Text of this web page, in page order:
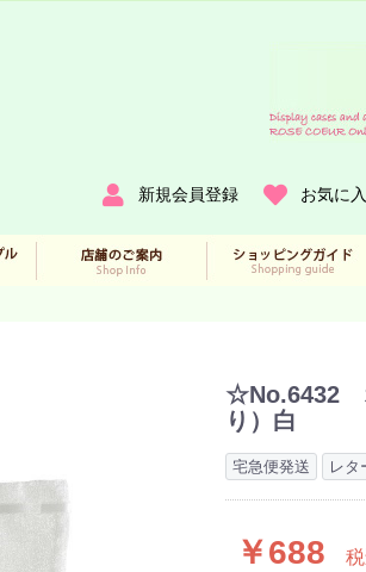
新規会員登録 お気に
☆No.6432
り）白
宅急便発送 レタ
￥688